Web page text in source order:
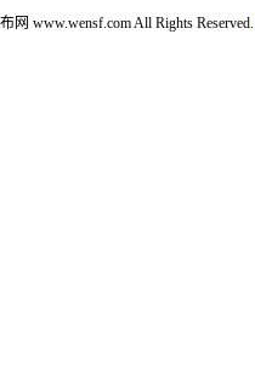
网 www.wensf.com All Rights Reserved.